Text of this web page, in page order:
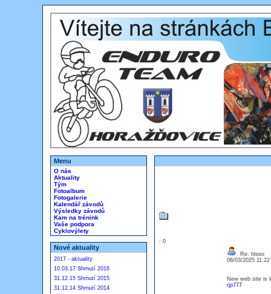
Menu
O nás
Aktuality
Tým
Fotoalbum
Fotogalerie
Kalendář závodů
Výsledky závodů
Kam na trénink
Vaše podpora
Cyklovýlety
Nové aktuality
2017 - aktuality
10.03.17 Shrnutí 2016
31.12.15 Shrnutí 2015
31.12.14 Shrnutí 2014
: 0
Re: hlseo
06/03/2025
New web site is
rjp777